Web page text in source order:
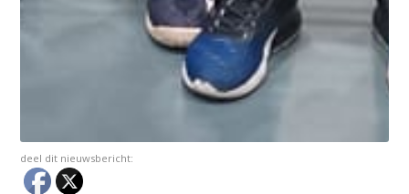
deel dit nieuwsbericht: